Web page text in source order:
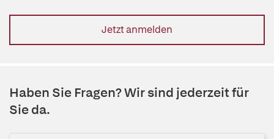
Jetzt anmelden
Haben Sie Fragen? Wir sind jederzeit für
Sie da.